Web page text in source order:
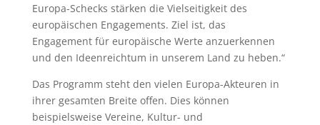
Europa-Schecks stärken die Vielseitigkeit des
europäischen Engagements. Ziel ist, das
Engagement für europäische Werte anzuerkennen
und den Ideenreichtum in unserem Land zu heben.“
Das Programm steht den vielen Europa-Akteuren in
ihrer gesamten Breite offen. Dies können
beispielsweise Vereine, Kultur- und